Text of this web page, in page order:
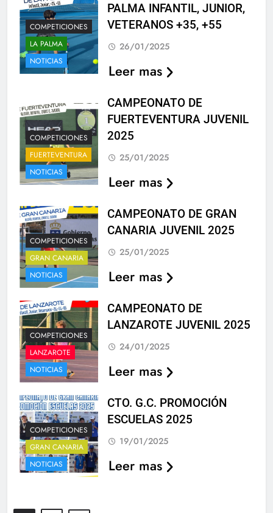
COMPETICIONES
LA PALMA
NOTICIAS
PALMA INFANTIL, JUNIOR,
VETERANOS +35, +55
26/01/2025
Leer mas
COMPETICIONES
FUERTEVENTURA
NOTICIAS
CAMPEONATO DE
FUERTEVENTURA JUVENIL
2025
25/01/2025
Leer mas
COMPETICIONES
GRAN CANARIA
NOTICIAS
CAMPEONATO DE GRAN
CANARIA JUVENIL 2025
25/01/2025
Leer mas
COMPETICIONES
LANZAROTE
NOTICIAS
CAMPEONATO DE
LANZAROTE JUVENIL 2025
24/01/2025
Leer mas
COMPETICIONES
GRAN CANARIA
NOTICIAS
CTO. G.C. PROMOCIÓN
ESCUELAS 2025
19/01/2025
Leer mas